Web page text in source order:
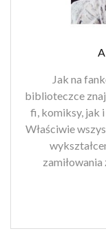
Jak na
biblioteczce
fi, komiksy, jak
Właściwie